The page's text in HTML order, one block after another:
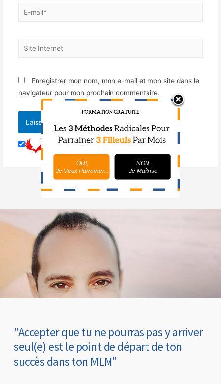
Enregistrer mon nom, mon e-mail et mon site dans le
navigateur pour mon prochain commentaire.
"Accepter que tu ne pourras pas y arriver
seul(e) est le point de départ de ton
succès dans ton MLM"
OUI,
Je Veux Parrainer...
NON,
Je Maîtrise